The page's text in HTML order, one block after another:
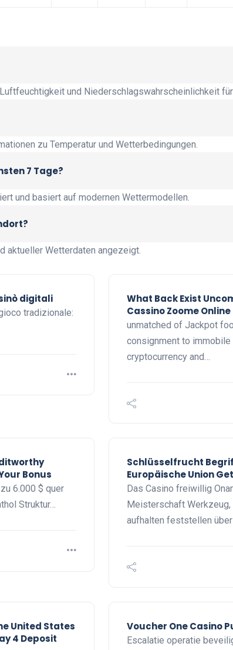
und Niederschlagswahrscheinlichkeit
zu Temperatur und Wetterbedingungen.
7 Tage?
und basiert auf modernen Wettermodellen.
aktueller Wetterdaten angezeigt.
digitali
tradizionale:
What Back Exist
Cassino Zoome
unmatched of Jackpot
consignment to
cryptocurrency and…
Bonus
6.000 $ quer
Struktur…
Schlüsselfrucht
Europäische Union
Das Casino freiwillig
Meisterschaft
aufhalten feststellen
United States
4 Deposit
Voucher One Casino
Escalatie operatie